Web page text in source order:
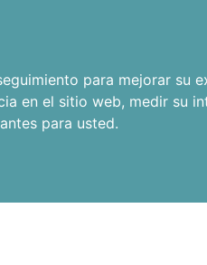
para mejorar su
en el sitio web, medir su
para usted.